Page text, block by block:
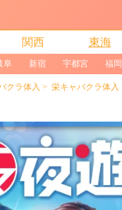
関西 東海
阜 新宿 宇都宮 福岡
クラ体入 栄キャバクラ体入